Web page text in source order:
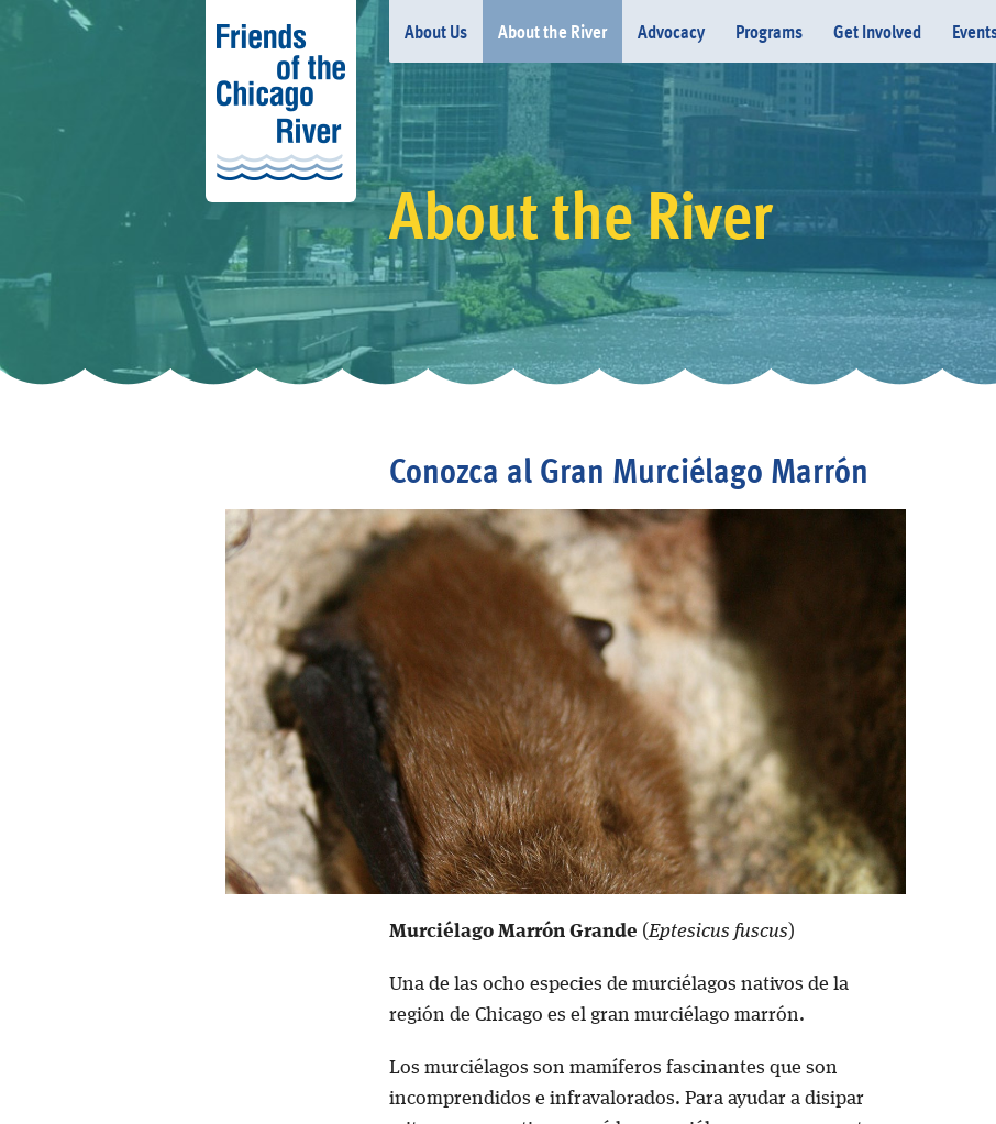
About Us About the River Advocacy Programs Get Involved
About the River
Conozca al Gran Murciélago Marrón
Murciélago Marrón Grande (Eptesicus fuscus)
Una de las ocho especies de murciélagos nativos de la
región de Chicago es el gran murciélago marrón.
Los murciélagos son mamíferos fascinantes que son
incomprendidos e infravalorados. Para ayudar a disipar